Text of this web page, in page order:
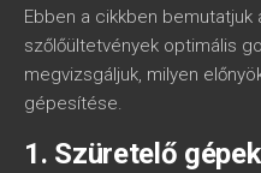
Ebben a cikkben
szőlőültetvények optimális
megvizsgáljuk, milyen
gépesítése.
1. Szüretelő